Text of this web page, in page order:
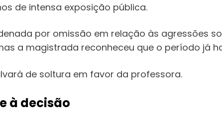
de intensa exposição pública.
por omissão em relação às agressões
a magistrada reconheceu que o período já
de soltura em favor da professora.
à decisão